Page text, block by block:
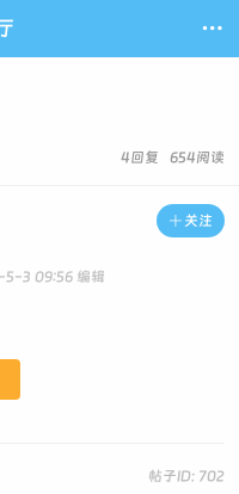

4回复 654阅读
 关注
5-3 09:56 编辑
帖子ID: 702